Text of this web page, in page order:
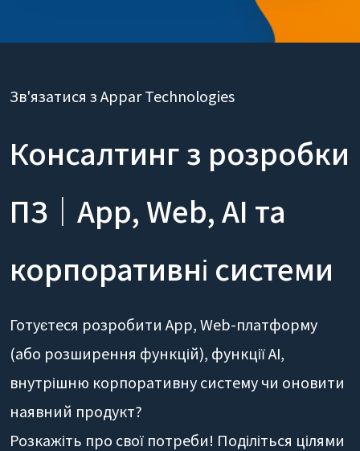
Зв'язатися з Appar Technologies
Консалтинг з розробки
ПЗ｜App, Web, AI та
корпоративні системи
Готуєтеся розробити App, Web-платформу
(або розширення функцій), функції AI,
внутрішню корпоративну систему чи оновити
наявний продукт?
Розкажіть про свої потреби! Поділіться цілями